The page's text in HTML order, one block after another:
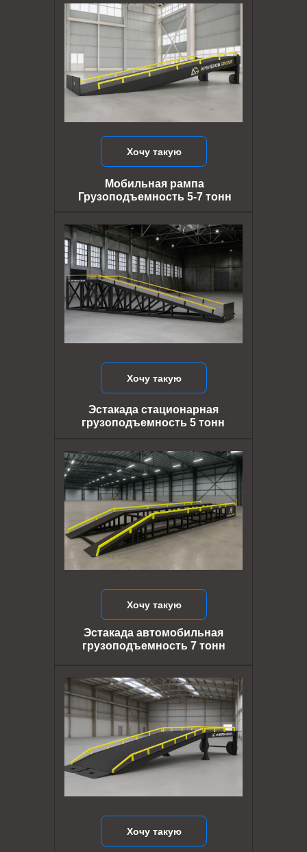
Хочу такую
Хочу такую
Эстакада автомобильная
грузоподъемность 7 тонн
Хочу такую
Эстакада стационарная
грузоподъемность 5 тонн
Хочу такую
Мобильная рампа
Грузоподъемность 5-7 тонн